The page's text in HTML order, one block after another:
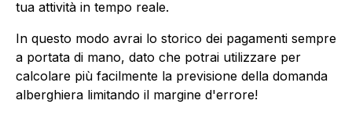
tua attività in tempo reale.
In questo modo avrai lo storico dei pagamenti sempre
a portata di mano, dato che potrai utilizzare per
calcolare più facilmente la previsione della domanda
alberghiera limitando il margine d'errore!